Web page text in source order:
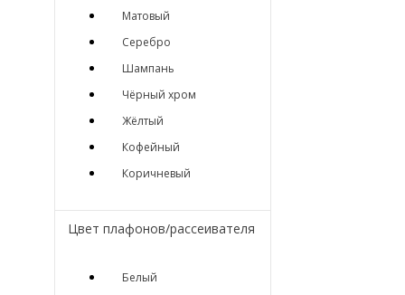
Матовый
Серебро
Шампань
Чёрный хром
Жёлтый
Кофейный
Коричневый
Цвет плафонов/рассеивателя
Белый